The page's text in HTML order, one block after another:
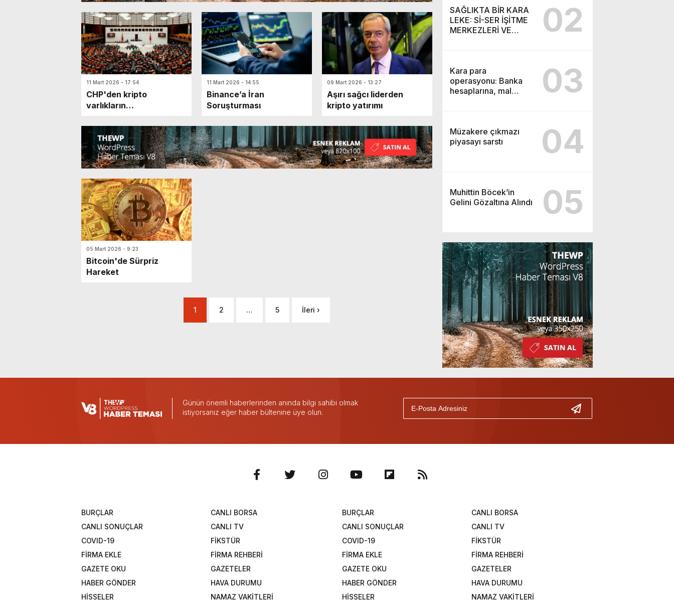
11 Mart 2026 - 17:54
CHP'den kripto
varlıkların
kanun teklifine
muhalefet şerhi
11 Mart 2026 - 14:55
Binance’a İran
Soruşturması
09 Mart 2026 - 13:27
Aşırı sağcı liderden
kripto yatırımı
05 Mart 2026 - 9:23
Bitcoin'de Sürpriz
Hareket
1 2 … 5 İleri ›
VURGUNU!
SAĞLIKTA BİR KARA
LEKE: Sİ-SER İŞİTME
MERKEZLERİ VE
02
Kara para
operasyonu: Banka
hesaplarına, mal
03
Müzakere çıkmazı
piyasayı sarstı
04
Muhittin Böcek’in
Gelini Gözaltına Alındı
05
Günün önemli haberlerinden anında bilgi sahibi olmak
istiyorsanız eğer haber bültenine üye olun.
BURÇLAR
CANLI BORSA
CANLI SONUÇLAR
CANLI TV
COVID-19
FİKSTÜR
FİRMA EKLE
FİRMA REHBERİ
GAZETE OKU
GAZETELER
HABER GÖNDER
HAVA DURUMU
HİSSELER
NAMAZ VAKİTLERİ
BURÇLAR
CANLI BORSA
CANLI SONUÇLAR
CANLI TV
COVID-19
FİKSTÜR
FİRMA EKLE
FİRMA REHBERİ
GAZETE OKU
GAZETELER
HABER GÖNDER
HAVA DURUMU
HİSSELER
NAMAZ VAKİTLERİ